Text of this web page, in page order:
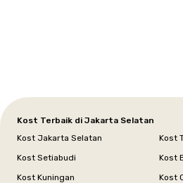
Kost Terbaik di Jakarta Selatan
Kost Jakarta Selatan
Kost
Kost Setiabudi
Kost
Kost Kuningan
Kost